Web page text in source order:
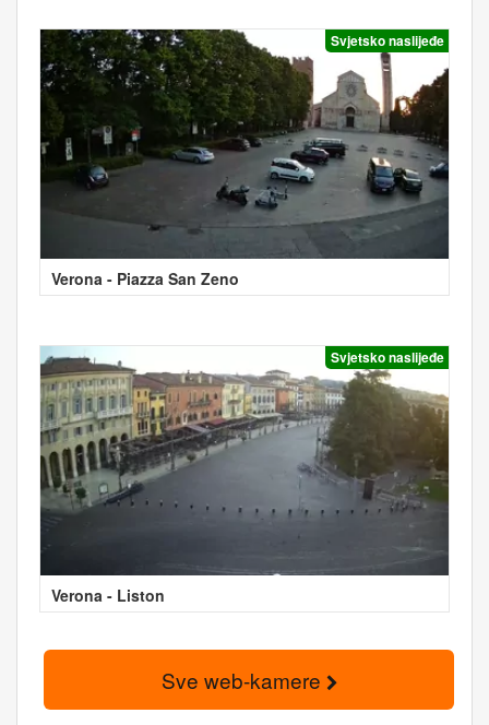
Svjetsko naslijeđe
Verona - Piazza San Zeno
Svjetsko naslijeđe
Verona - Liston
Sve web-kamere